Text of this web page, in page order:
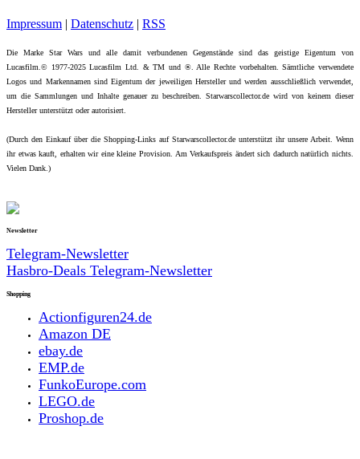
Impressum | Datenschutz | RSS
Die Marke Star Wars und alle damit verbundenen Gegenstände sind das geistige Eigentum von
Lucasfilm.© 1977-2025 Lucasfilm Ltd. & TM und ®. Alle Rechte vorbehalten. Sämtliche verwendete
Logos und Markennamen sind Eigentum der jeweiligen Hersteller und werden ausschließlich verwendet,
um die Sammlungen und Inhalte genauer zu beschreiben. Starwarscollector.de wird von keinem dieser
Hersteller unterstützt oder autorisiert.
(Durch den Einkauf über die Shopping-Links auf Starwarscollector.de unterstützt ihr unsere Arbeit. Wenn
ihr etwas kauft, erhalten wir eine kleine Provision. Am Verkaufspreis ändert sich dadurch natürlich nichts.
Vielen Dank.)
Newsletter
Telegram-Newsletter
Hasbro-Deals Telegram-Newsletter
Shopping
Actionfiguren24.de
Amazon DE
ebay.de
EMP.de
FunkoEurope.com
LEGO.de
Proshop.de